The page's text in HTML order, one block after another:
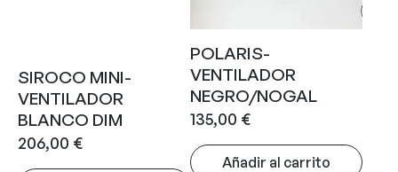
SIROCO MINI-
VENTILADOR
BLANCO DIM
206,00 €
POLARIS-
VENTILADOR
NEGRO/NOGAL
135,00 €
Añadir al carrito